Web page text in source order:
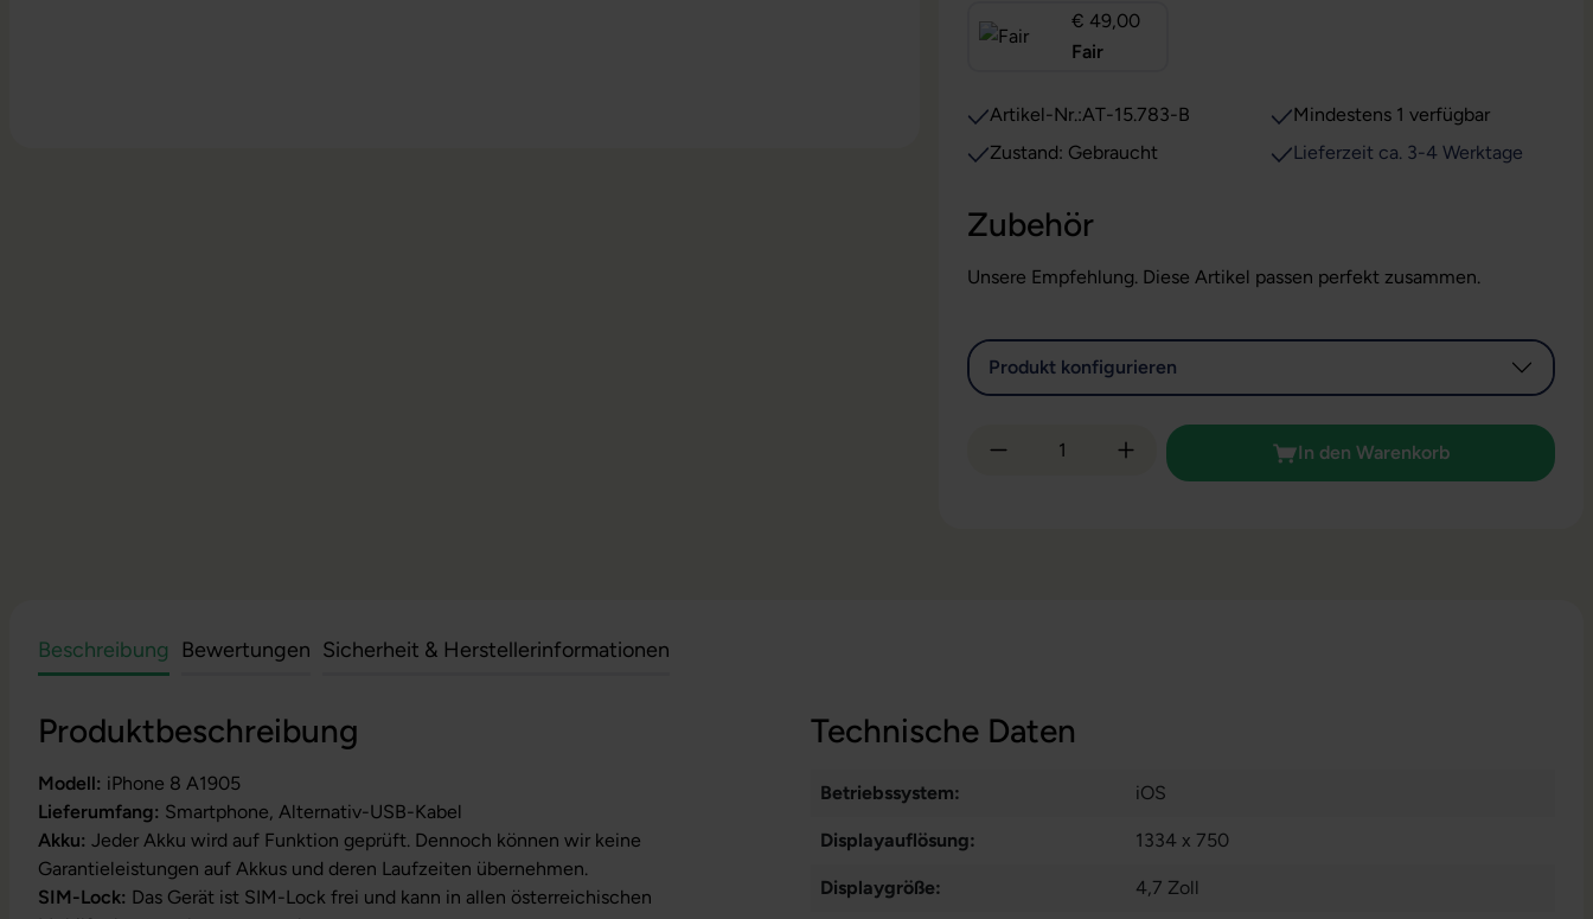
€ 49,00
Fair
Artikel-Nr.:AT-15.783-B
Zustand: Gebraucht
Mindestens 1 verfügbar
Lieferzeit ca. 3-4 Werktage
Zubehör
Unsere Empfehlung. Diese Artikel passen perfekt zusammen.
Produkt konfigurieren
Produkt Anzahl: Gib den gewünschten Wert ein
In den Warenkorb
Beschreibung Bewertungen Sicherheit & Herstellerinformationen
Produktbeschreibung
Modell: iPhone 8 A1905
Lieferumfang: Smartphone, Alternativ-USB-Kabel
Akku: Jeder Akku wird auf Funktion geprüft. Dennoch können wir keine
Garantieleistungen auf Akkus und deren Laufzeiten übernehmen.
SIM-Lock: Das Gerät ist SIM-Lock frei und kann in allen österreichischen
Technische Daten
Betriebssystem: iOS
Displayauflösung: 1334 x 750
Displaygröße: 4,7 Zoll